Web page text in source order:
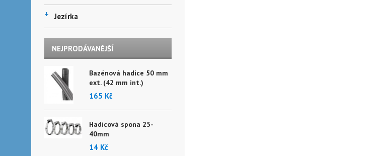
+ Jezírka
NEJPRODÁVANĚJŠÍ
Bazénová hadice 50 mm
ext. (42 mm int.)
165 Kč
Hadicová spona 25-
40mm
14 Kč